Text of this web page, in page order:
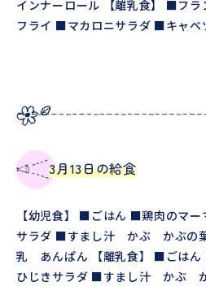
インナーロール 【離乳食】 ■フ
フライ ■マカロニサラダ ■キャ
3月13日の給食
【幼児食】 ■ごはん ■鶏肉のマ
サラダ ■すまし汁 かぶ かぶ
乳 あんぱん 【離乳食】 ■ごは
ひじきサラダ ■すまし汁 か